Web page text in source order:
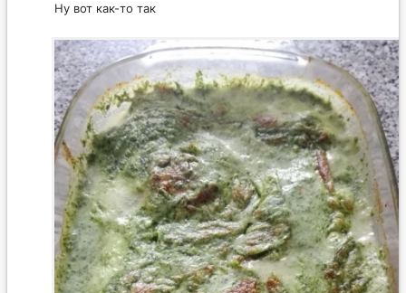
Ну вот как-то так